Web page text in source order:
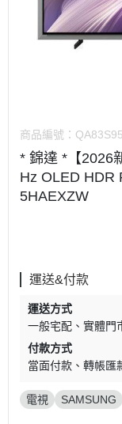
商品編號：
* 錦達 *【2026
Hz OLED HDR
5HAEXZW
運送&付款
運送方式
一般宅配
實體門
付款方式
當面付款
轉帳匯
電視 SAMSUNG